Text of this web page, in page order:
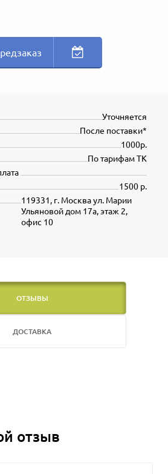
Уточняется
После поставки*
1000р.
По тарифам ТК
1500 р.
119331, г. Москва ул. Марии
Ульяновой дом 17а, этаж 2,
офис 10
ОТЗЫВЫ
ДОСТАВКА
отзыв